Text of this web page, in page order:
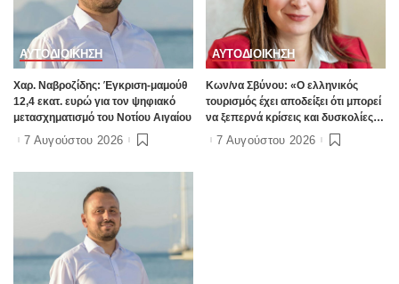
ΑΥΤΟΔΙΟΙΚΗΣΗ
Χαρ. Ναβροζίδης: Έγκριση-μαμούθ
12,4 εκατ. ευρώ για τον ψηφιακό
μετασχηματισμό του Νοτίου Αιγαίου
7 Αυγούστου 2026
ΑΥΤΟΔΙΟΙΚΗΣΗ
Kων/να Σβύνου: «Ο ελληνικός
τουρισμός έχει αποδείξει ότι μπορεί
να ξεπερνά κρίσεις και δυσκολίες»
Πηγή:www.dimokratiki.gr
7 Αυγούστου 2026